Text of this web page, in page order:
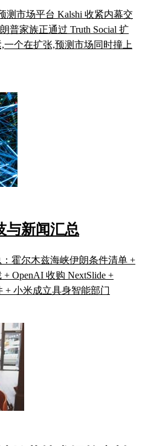
测市场平台 Kalshi 收紧内幕交
普家族正通过 Truth Social 扩
个在扩张,预测市场同时撞上
与新闻汇总
霍尔木兹海峡伊朗条件清单 +
OpenAI 收购 NextSlide +
+ 小米成立具身智能部门